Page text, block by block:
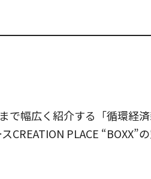
で幅広く紹介する「循環経
PLACE “BOXX”